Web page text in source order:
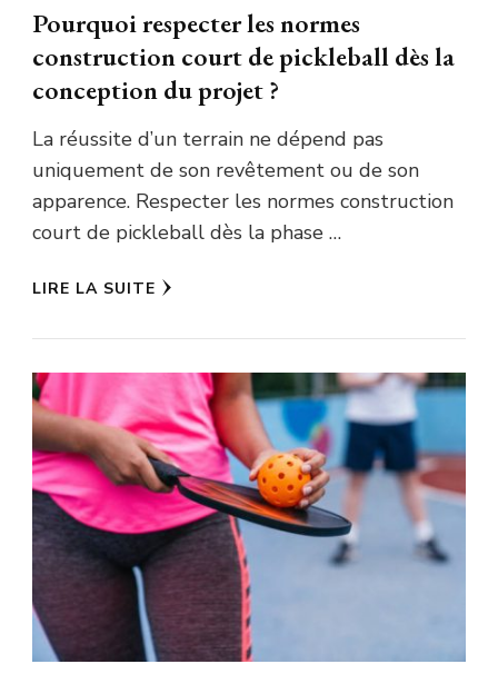
Pourquoi respecter les normes
construction court de pickleball dès la
conception du projet ?
La réussite d’un terrain ne dépend pas
uniquement de son revêtement ou de son
apparence. Respecter les normes construction
court de pickleball dès la phase …
LIRE LA SUITE